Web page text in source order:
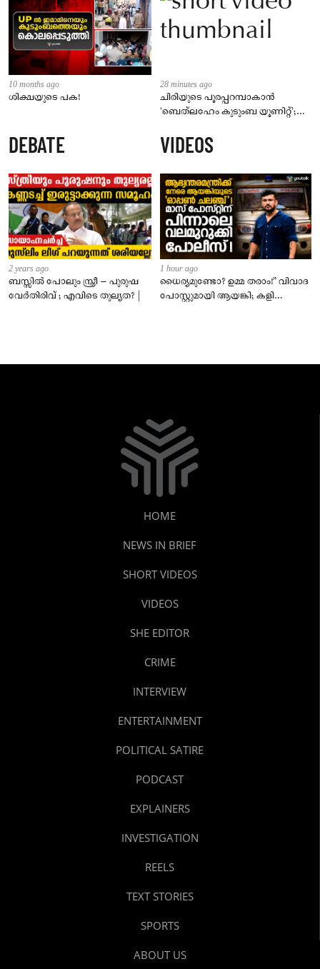
10 months ago
ശിക്ഷയുടെ പക!
28 minutes ago
ചിരിയുടെ പൂരപ്പറമ്പാകാൻ
‘ബെത്‌ലഹേം കുടുംബ യൂണിറ്റ്’;
DEBATE
2 years ago
ബസ്സിൽ പോലും സ്ത്രീ – പുരുഷ
വേർതിരിവ് ; എവിടെ തുല്യത? |
VIDEOS
1 hour ago
ധൈര്യമുണ്ടോ? ഉമ്മ തരാം!” വിവാദ
പോസ്റ്റുമായി ആയങ്കി; കളി
HOME
NEWS IN BRIEF
SHORT VIDEOS
VIDEOS
SHE EDITOR
CRIME
INTERVIEW
ENTERTAINMENT
POLITICAL SATIRE
PODCAST
EXPLAINERS
INVESTIGATION
REELS
TEXT STORIES
SPORTS
ABOUT US